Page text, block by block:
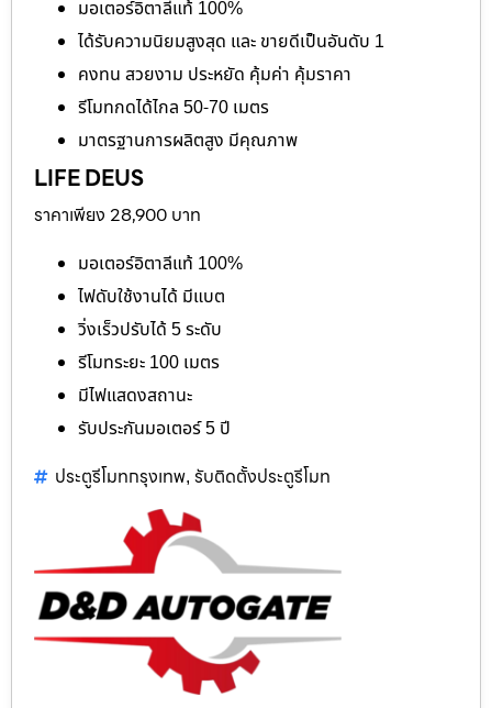
มอเตอร์อิตาลีแท้ 100%
ได้รับความนิยมสูงสุด และ ขายดีเป็นอันดับ 1
คงทน สวยงาม ประหยัด คุ้มค่า คุ้มราคา
รีโมทกดได้ไกล 50-70 เมตร
มาตรฐานการผลิตสูง มีคุณภาพ
LIFE DEUS
ราคาเพียง 28,900 บาท
มอเตอร์อิตาลีแท้ 100%
ไฟดับใช้งานได้ มีแบต
วิ่งเร็วปรับได้ 5 ระดับ
รีโมทระยะ 100 เมตร
มีไฟแสดงสถานะ
รับประกันมอเตอร์ 5 ปี
ประตูรีโมทกรุงเทพ, รับติดตั้งประตูรีโมท